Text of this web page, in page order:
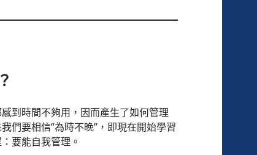
到時間不夠用，因而產生了如何管理
們要相信”為時不晚”，即現在開始學習
要能自我管理。